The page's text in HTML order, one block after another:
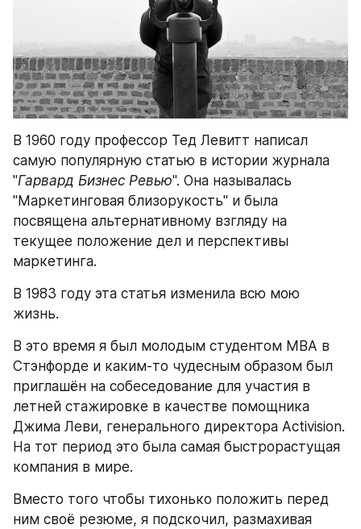
В 1960 году профессор Тед Левитт написал
самую популярную статью в истории журнала
"Гарвард Бизнес Ревью". Она называлась
"Маркетинговая близорукость" и была
посвящена альтернативному взгляду на
текущее положение дел и перспективы
маркетинга.
В 1983 году эта статья изменила всю мою
жизнь.
В это время я был молодым студентом MBA в
Стэнфорде и каким-то чудесным образом был
приглашён на собеседование для участия в
летней стажировке в качестве помощника
Джима Леви, генерального директора Activision.
На тот период это была самая быстрорастущая
компания в мире.
Вместо того чтобы тихонько положить перед
ним своё резюме, я подскочил, размахивая